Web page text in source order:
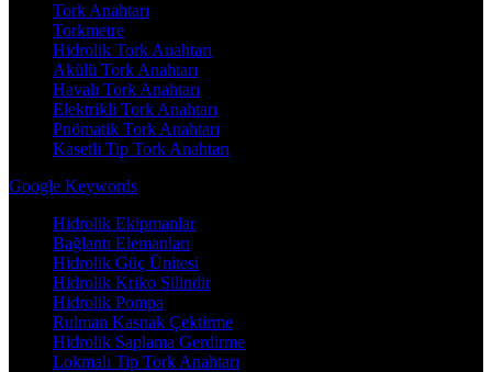
Tork Anahtarı
Torkmetre
Hidrolik Tork Anahtarı
Akülü Tork Anahtarı
Havalı Tork Anahtarı
Elektrikli Tork Anahtarı
Pnömatik Tork Anahtarı
Kasetli Tip Tork Anahtarı
Google Keywords
Hidrolik Ekipmanlar
Bağlantı Elemanları
Hidrolik Güç Ünitesi
Hidrolik Kriko Silindir
Hidrolik Pompa
Rulman Kasnak Çektirme
Hidrolik Saplama Gerdirme
Lokmalı Tip Tork Anahtarı